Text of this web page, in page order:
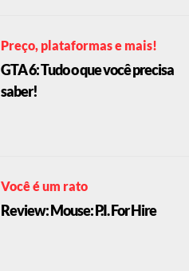
Preço, plataformas e mais!
GTA 6: Tudo o que você precisa
saber!
Você é um rato
Review: Mouse: P.I. For Hire